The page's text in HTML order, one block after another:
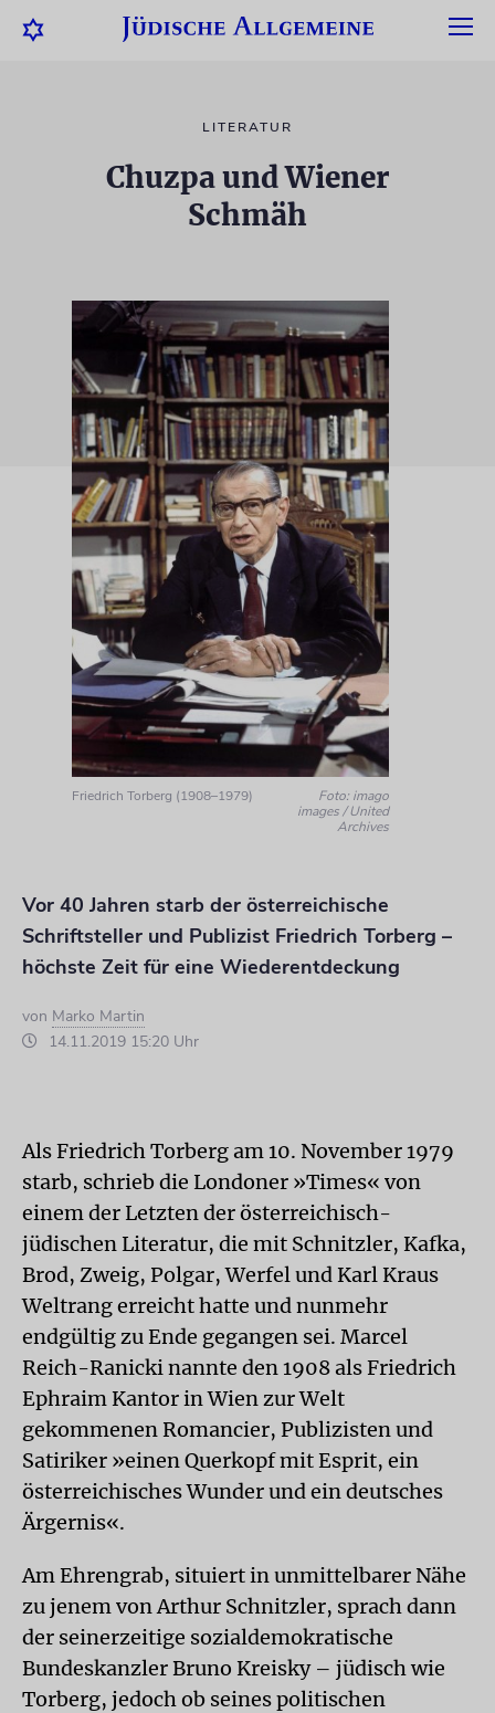
LITERATUR
Chuzpa und Wiener
Schmäh
Friedrich Torberg (1908–1979)
Foto: imago
images / United
Archives
Vor 40 Jahren starb der österreichische
Schriftsteller und Publizist Friedrich Torberg –
höchste Zeit für eine Wiederentdeckung
von Marko Martin
14.11.2019 15:20 Uhr
Als Friedrich Torberg am 10. November 1979
starb, schrieb die Londoner »Times« von
einem der Letzten der österreichisch-
jüdischen Literatur, die mit Schnitzler, Kafka,
Brod, Zweig, Polgar, Werfel und Karl Kraus
Weltrang erreicht hatte und nunmehr
endgültig zu Ende gegangen sei. Marcel
Reich-Ranicki nannte den 1908 als Friedrich
Ephraim Kantor in Wien zur Welt
gekommenen Romancier, Publizisten und
Satiriker »einen Querkopf mit Esprit, ein
österreichisches Wunder und ein deutsches
Ärgernis«.
Am Ehrengrab, situiert in unmittelbarer Nähe
zu jenem von Arthur Schnitzler, sprach dann
der seinerzeitige sozialdemokratische
Bundeskanzler Bruno Kreisky – jüdisch wie
Torberg, jedoch ob seines politischen